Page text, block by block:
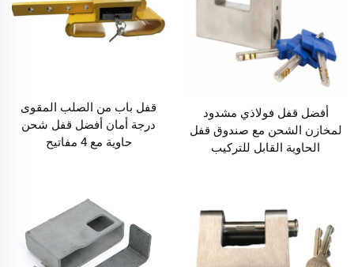
أفضل قفل فولاذي مشدود
لمخازن الشحن مع صندوق قفل
الحاوية القابل للتركيب
قفل باب من الصلب المقوى
درجة أمان أفضل قفل شحن
حاوية مع 4 مفاتيح